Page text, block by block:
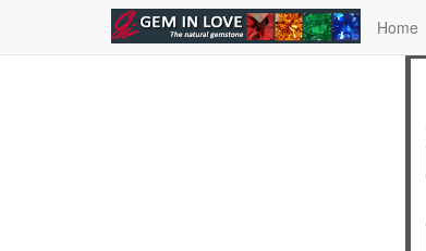
Skip to main content
Home